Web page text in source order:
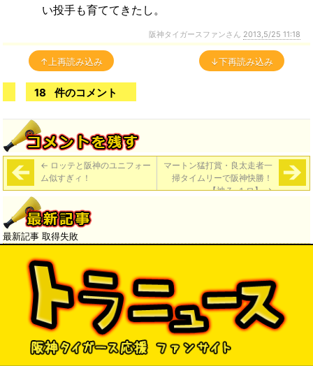
い投手も育ててきたし。
阪神タイガースファンさん 2013,5/25 11:18
↑上再読み込み ↓下再読み込み
18 件のコメント
← ロッテと阪神のユニフォー
ム似すぎィ！
マートン猛打賞・良太走者一
掃タイムリーで阪神快勝！
【神７-１ロ】→
最新記事 取得失敗